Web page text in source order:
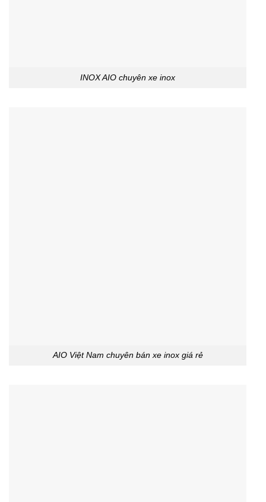
INOX AIO chuyên xe inox
AIO Việt Nam chuyên bán xe inox giá rẻ